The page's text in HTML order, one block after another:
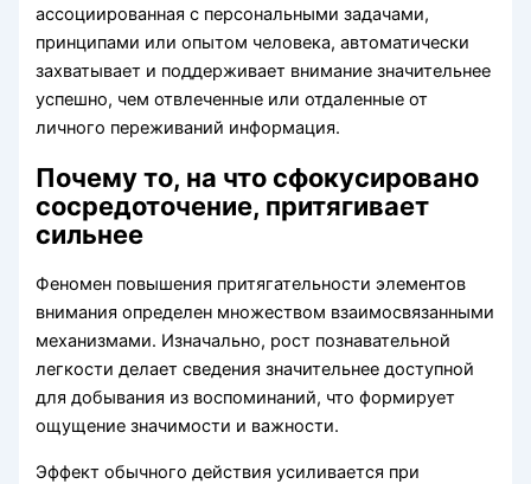
ассоциированная с персональными задачами,
принципами или опытом человека, автоматически
захватывает и поддерживает внимание значительнее
успешно, чем отвлеченные или отдаленные от
личного переживаний информация.
Почему то, на что сфокусировано
сосредоточение, притягивает
сильнее
Феномен повышения притягательности элементов
внимания определен множеством взаимосвязанными
механизмами. Изначально, рост познавательной
легкости делает сведения значительнее доступной
для добывания из воспоминаний, что формирует
ощущение значимости и важности.
Эффект обычного действия усиливается при